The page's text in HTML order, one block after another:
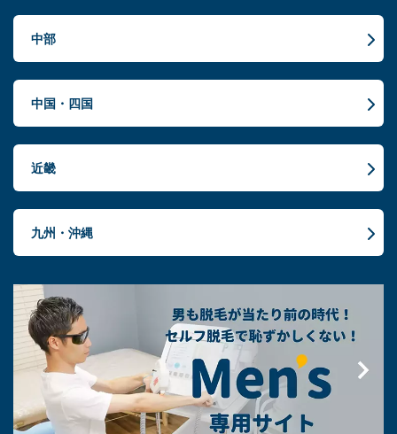
中部
中国・四国
近畿
九州・沖縄